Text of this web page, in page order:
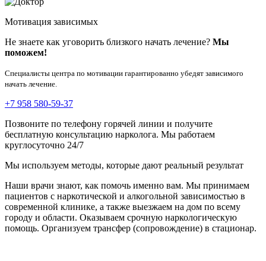
Мотивация зависимых
Не знаете как уговорить близкого начать лечение? Мы
поможем!
Специалисты центра по мотивации гарантированно убедят зависимого
начать лечение.
+7 958 580-59-37
Позвоните по телефону горячей линии и получите
бесплатную консультацию нарколога. Мы работаем
круглосуточно 24/7
Мы используем методы, которые дают реальный результат
Наши врачи знают, как помочь именно вам. Мы принимаем
пациентов с наркотической и алкогольной зависимостью в
современной клинике, а также выезжаем на дом по всему
городу и области. Оказываем срочную наркологическую
помощь. Организуем трансфер (сопровождение) в стационар.